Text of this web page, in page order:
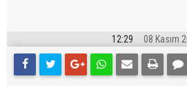
12:29 08 Kasım